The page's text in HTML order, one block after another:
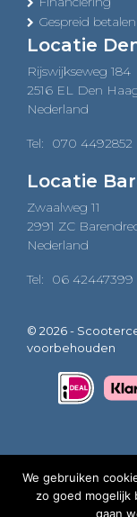
Gespreid
Locatie
Rijswijkseweg 184
2516 EL Den
Nederland
Tel: 070 4492852
Locatie
Zwaalweg 11
2991 ZC
Nederland
Tel: 06 42447399
© 2026 -
voorbehouden
We gebruiken
zo goed
gaan